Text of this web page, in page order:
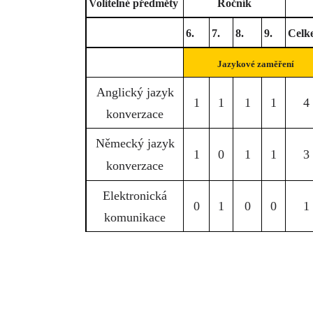
Volitelné předměty Ročník
6. 7. 8. 9.
Jazykové zaměření
Anglický jazyk
konverzace
1 1 1 1 4
Německý jazyk
konverzace
1 0 1 1 3
Elektronická
komunikace
0 1 0 0 1